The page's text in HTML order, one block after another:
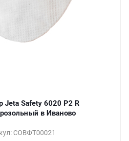
Jeta Safety 6020 P2 R
в Иваново
СОВФТ00021